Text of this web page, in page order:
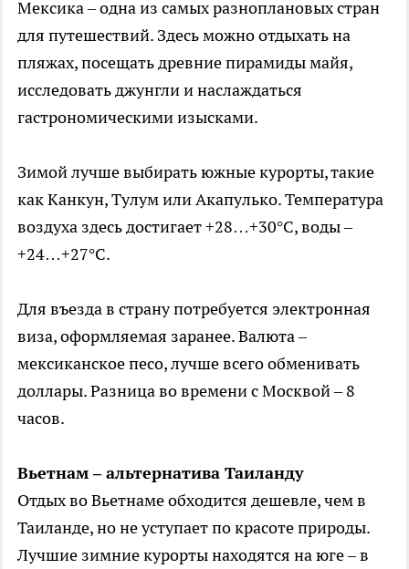
Мексика – одна из самых разноплановых стран
для путешествий. Здесь можно отдыхать на
пляжах, посещать древние пирамиды майя,
исследовать джунгли и наслаждаться
гастрономическими изысками.
Зимой лучше выбирать южные курорты, такие
как Канкун, Тулум или Акапулько. Температура
воздуха здесь достигает +28…+30°C, воды –
+24…+27°C.
Для въезда в страну потребуется электронная
виза, оформляемая заранее. Валюта –
мексиканское песо, лучше всего обменивать
доллары. Разница во времени с Москвой – 8
часов.
Вьетнам – альтернатива Таиланду
Отдых во Вьетнаме обходится дешевле, чем в
Таиланде, но не уступает по красоте природы.
Лучшие зимние курорты находятся на юге – в